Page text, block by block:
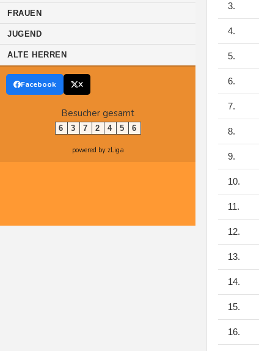
FRAUEN
JUGEND
ALTE HERREN
Facebook X
Besucher gesamt
6 3 7 2 4 5 6
powered by zLiga
3.
4.
5.
6.
7.
8.
9.
10.
11.
12.
13.
14.
15.
16.